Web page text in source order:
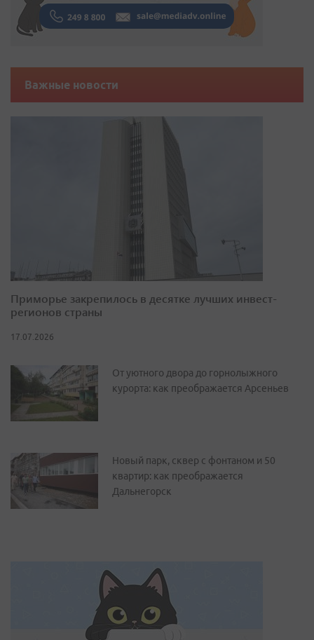
Важные новости
Приморье закрепилось в десятке лучших инвест-
регионов страны
17.07.2026
От уютного двора до горнолыжного
курорта: как преображается Арсеньев
Новый парк, сквер с фонтаном и 50
квартир: как преображается
Дальнегорск